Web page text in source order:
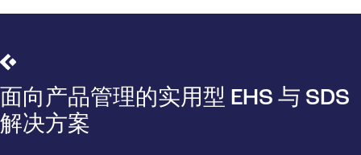
面向产品管理的实用型 EHS 与 SDS
解决方案